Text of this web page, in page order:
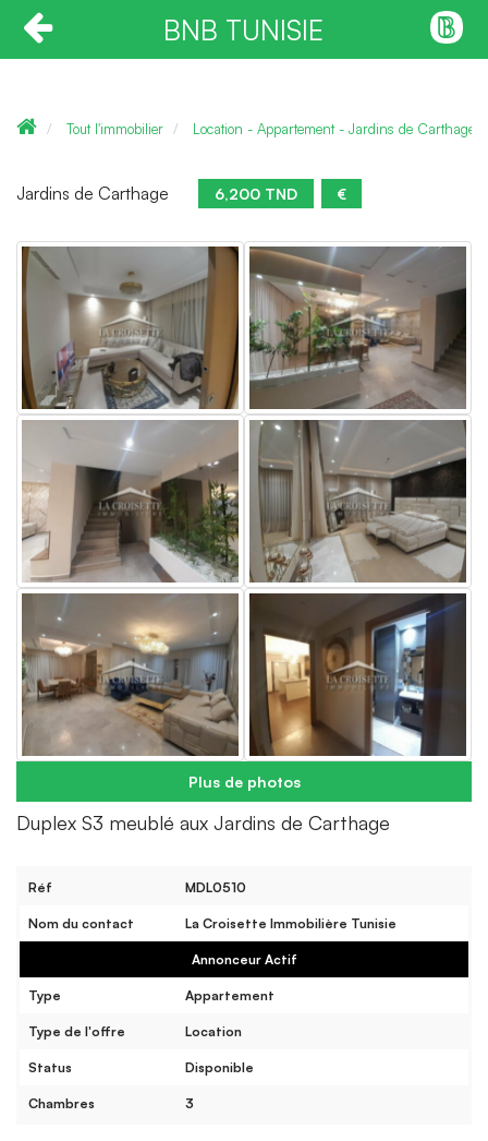
BNB TUNISIE
Tout l'immobilier Location - Appartement - Jardins de Carthage
Jardins de Carthage 6,200 TND €
Plus de photos
Duplex S3 meublé aux Jardins de Carthage
Réf MDL0510
Nom du contact La Croisette Immobilière Tunisie
Annonceur Actif
Type Appartement
Type de l'offre Location
Status Disponible
Chambres 3